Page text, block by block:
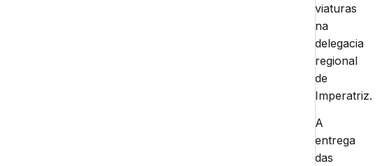
viaturas
na
delegacia
regional
de
Imperatriz.
A
entrega
das